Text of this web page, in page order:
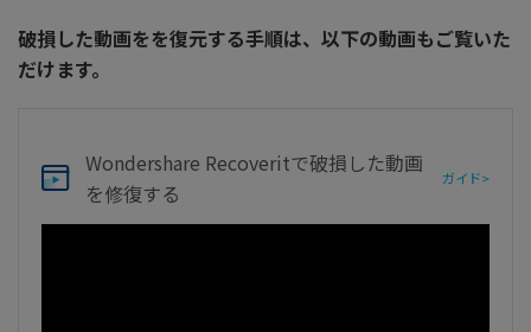
破損した動画をを復元する手順は、以下の動画もご覧いた
だけます。
Wondershare Recoveritで破損した動画
を修復する
ガイド>